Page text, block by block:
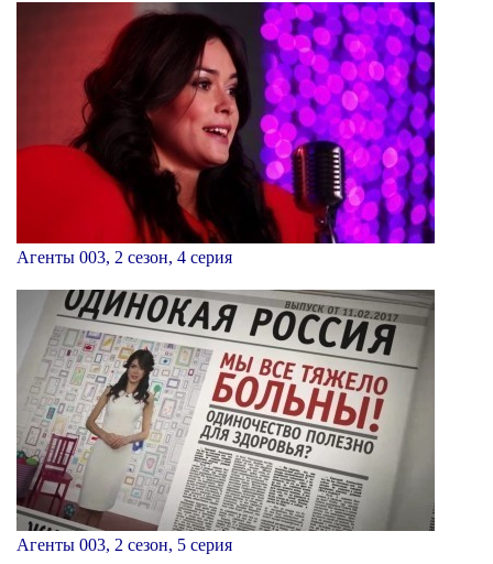
Агенты 003, 2 сезон, 4 серия
Агенты 003, 2 сезон, 5 серия